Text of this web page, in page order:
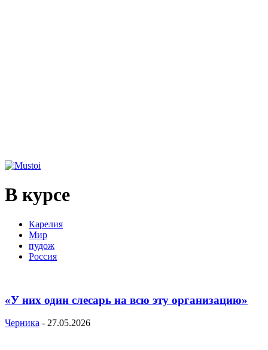
В курсе
Карелия
Мир
пудож
Россия
«У них один слесарь на всю эту организацию»
Черника - 27.05.2026